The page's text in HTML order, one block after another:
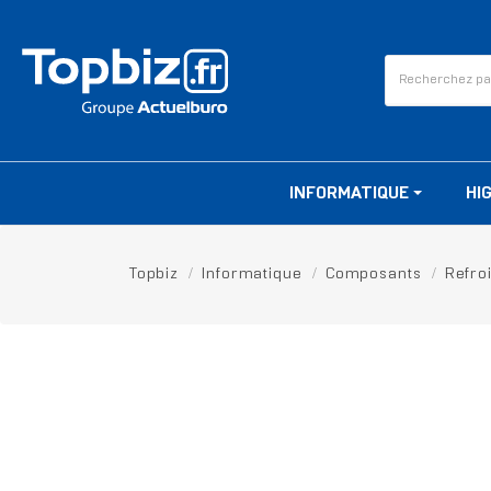
INFORMATIQUE
Topbiz Informatique Composants